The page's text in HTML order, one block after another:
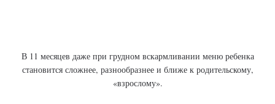
В 11 месяцев даже при грудном вскармливании меню ребенка
становится сложнее, разнообразнее и ближе к родительскому,
«взрослому».